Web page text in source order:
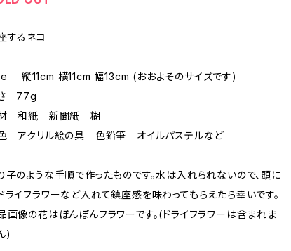
するネコ
縦11cm 横11cm 幅13cm (おおよそのサイズです)
77g
和紙 新聞紙 糊
アクリル絵の具 色鉛筆 オイルパステルなど
子のような手順で作ったものです。水は入れられないので、頭に
ライフラワーなど入れて鎮座感を味わってもらえたら幸いです。
画像の花はぽんぽんフラワーです。(ドライフラワーは含まれま
)